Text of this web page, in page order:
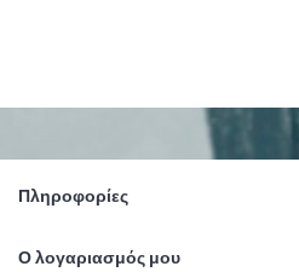
Πληροφορίες
Ο λογαριασμός μου